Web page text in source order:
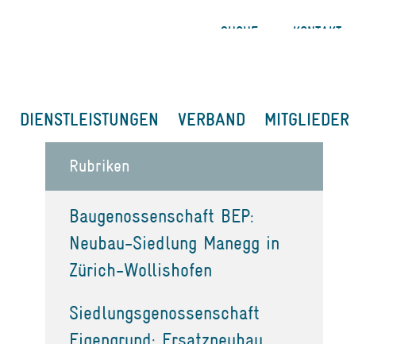
SUCHE KONTAKT
DIENSTLEISTUNGEN VERBAND MITGLIEDER
Rubriken
Baugenossenschaft BEP:
Neubau-Siedlung Manegg in
Zürich-Wollishofen
Siedlungsgenossenschaft